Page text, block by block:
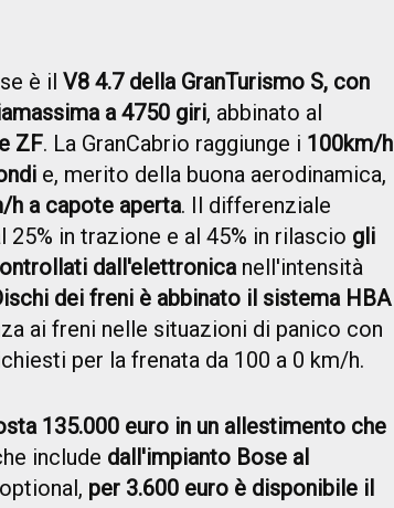
è il V8 4.7 della GranTurismo S, con
massima a 4750 giri, abbinato al
ZF. La GranCabrio raggiunge i 100km/h
e, merito della buona aerodinamica,
h a capote aperta. Il differenziale
in trazione e al 45% in rilascio gli
dall'elettronicanell'intensità
dei freni è abbinato il sistema HBA
ai freni nelle situazioni di panico con
per la frenata da 100 a 0 km/h.
135.000 euro in un allestimento che
include dall'impianto Bose al
per 3.600 euro è disponibile il